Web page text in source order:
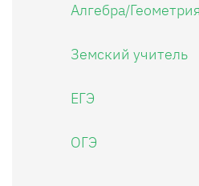
Алгебра/Геометрия
Земский учитель
ЕГЭ
ОГЭ